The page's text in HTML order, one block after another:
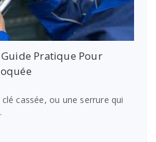
Pratique Pour
cassée, ou une serrure qui